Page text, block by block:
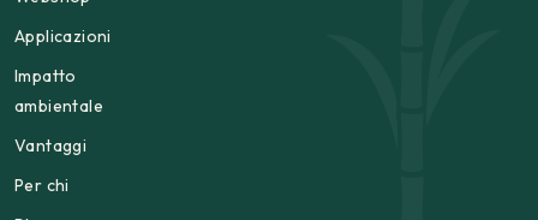
Applicazioni
Impatto
ambientale
Vantaggi
Per chi